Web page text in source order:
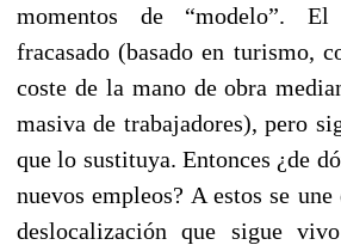
momentos de “modelo”.
fracasado (basado en turismo,
coste de la mano de obra
masiva de trabajadores), pero
que lo sustituya. Entonces ¿de
nuevos empleos? A estos se
deslocalización que sigue